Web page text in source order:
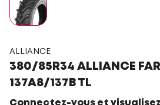
ALLIANCE
380/85R34 ALLIANCE
137A8/137B TL
Connectez-vous et